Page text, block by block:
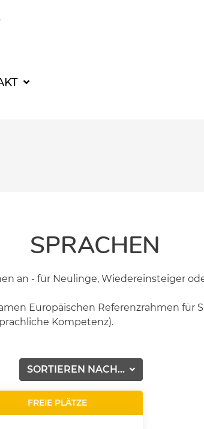
SPRACHEN
an - für Neulinge, Wiedereinsteiger
Europäischen Referenzrahmen für
Kompetenz).
SORTIEREN NACH...
FREIE PLÄTZE